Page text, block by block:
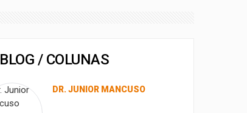
BLOG / COLUNAS
DR. JUNIOR MANCUSO